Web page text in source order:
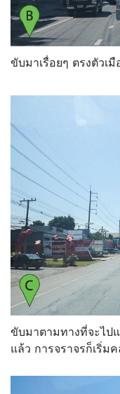
ขับมาเรื่อยๆ ตรงตัวเ
ขับมาตามทางที่จะไป
แล้ว การจราจรก็เริ่ม